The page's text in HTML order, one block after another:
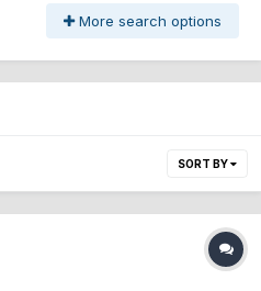
More search options
SORT BY